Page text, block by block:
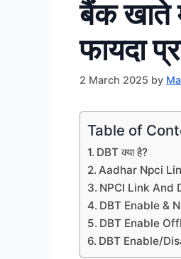
बैंक खाते
फायदा
2 March 2025 by
Table of
DBT क्या है?
Aadhar Npci
NPCI Link And
DBT Enable &
DBT Enable
DBT Enable/